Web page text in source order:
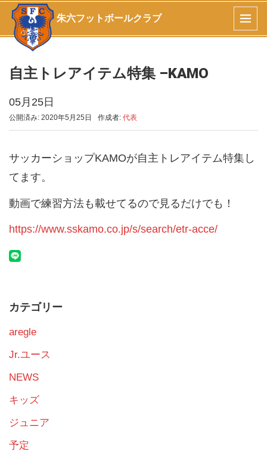
朱六フットボールクラブ
自主トレアイテム特集 –KAMO
05月25日
公開済み: 2020年5月25日 作成者: 代表
サッカーショップKAMOが自主トレアイテム特集し
てます。
動画で練習方法も載せてるので見るだけでも！
https://www.sskamo.co.jp/s/search/etr-acce/
カテゴリー
aregle
Jr.ユース
NEWS
キッズ
ジュニア
予定